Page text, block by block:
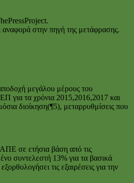
στην πηγή της μετάφρασης.
μεγάλου μέρους του
για τα χρόνια 2015,2016,2017 και
διοίκηση(¶5), μεταρρυθμίσεις που
σε ετήσια βάση από τις
συντελεστή 13% για τα βασικά
τις εξαιρέσεις για την